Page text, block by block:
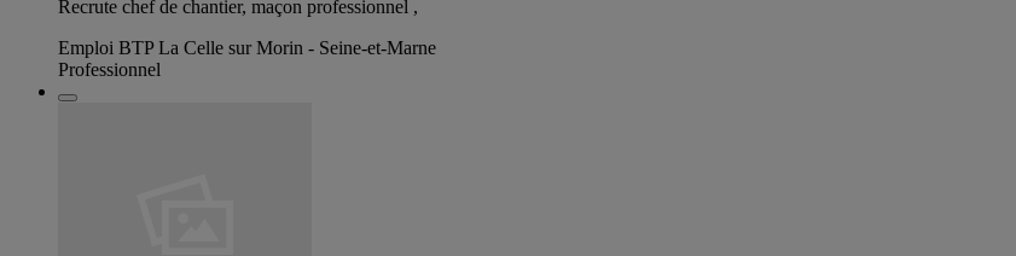
Recrute chef de chantier, maçon professionnel ,
Emploi BTP La Celle sur Morin - Seine-et-Marne
Professionnel